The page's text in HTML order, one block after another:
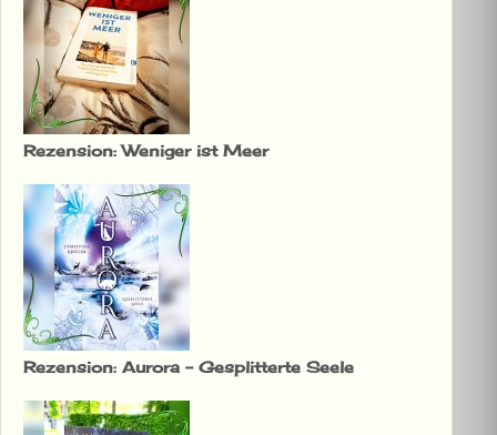
Rezension: Weniger ist Meer
Rezension: Aurora – Gesplitterte Seele